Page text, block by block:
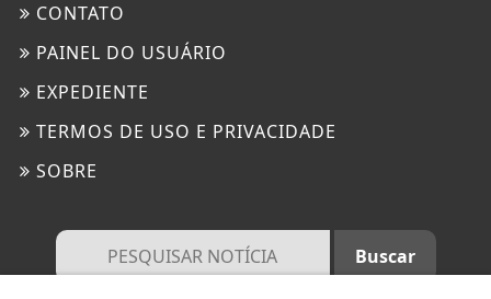
CONTATO
PAINEL DO USUÁRIO
EXPEDIENTE
TERMOS DE USO E PRIVACIDADE
SOBRE